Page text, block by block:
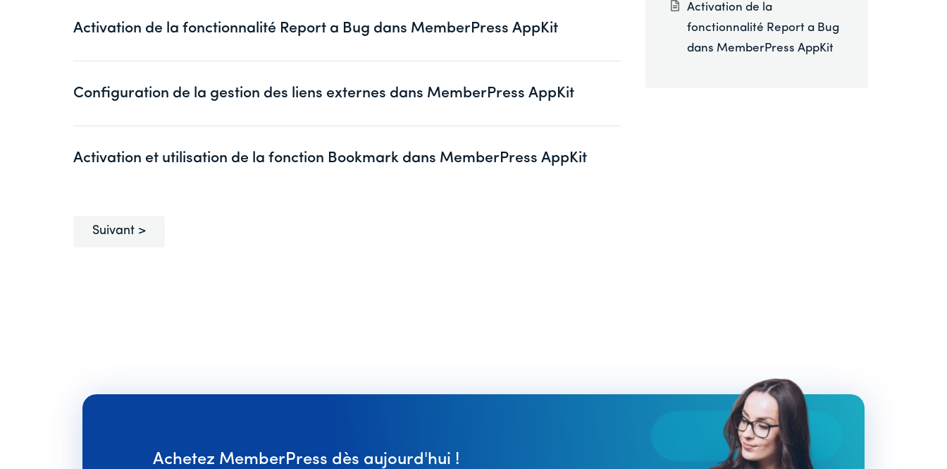
Activation de la fonctionnalité Report a Bug dans MemberPress AppKit
Configuration de la gestion des liens externes dans MemberPress AppKit
Activation et utilisation de la fonction Bookmark dans MemberPress AppKit
Suivant
Activation de la
fonctionnalité Report a Bug
dans MemberPress AppKit
Achetez MemberPress dès aujourd'hui !